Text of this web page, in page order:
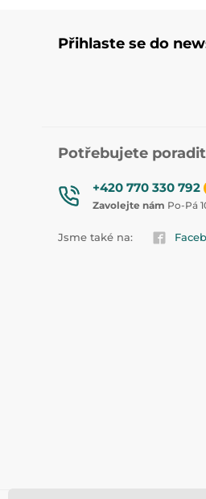
Přihlaste se do
Potřebujete poradit
+420 770 330 792
Zavolejte nám Po-Pá
Jsme také na: